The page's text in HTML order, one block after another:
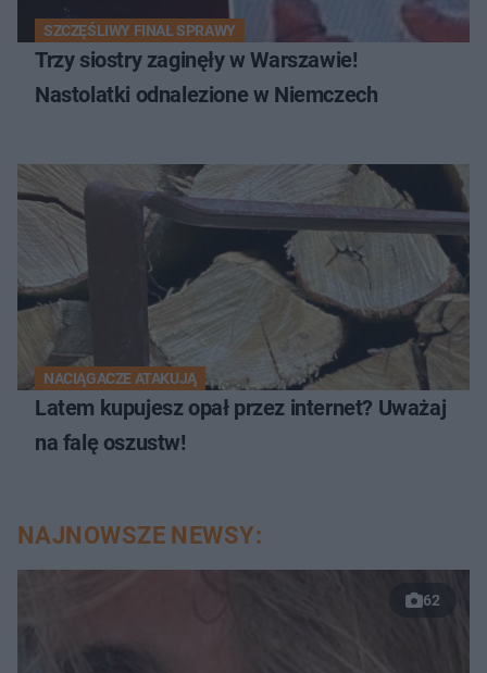
SZCZĘŚLIWY FINAŁ SPRAWY
Trzy siostry zaginęły w Warszawie!
Nastolatki odnalezione w Niemczech
NACIĄGACZE ATAKUJĄ
Latem kupujesz opał przez internet? Uważaj
na falę oszustw!
NAJNOWSZE NEWSY:
62